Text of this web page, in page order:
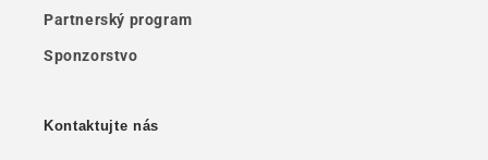
Partnerský program
Sponzorstvo
Kontaktujte nás